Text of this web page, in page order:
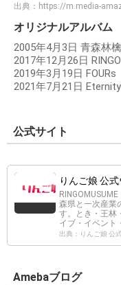
出典： https://m.media-
オリジナルアルバム
2005年4月3日 青森林檎
2017年12月26日
2019年3月19日 FOURs
2021年7月21日 Eternity
公式サイト
りんご娘 公
森県と一次産業
す。とき・王林
イブ・イベント
出典：りんご娘 公
Amebaブログ